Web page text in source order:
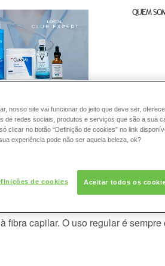
QUEM
CONSULTORIA DE PRODUTOS LA
prejudicial à
capilar. O uso regular é
nosso site vai funcionar do jeito que deve ser,
de redes sociais, produtos e serviços que são a sua
clicar no botão “Definição de cookies” no link
experiência pode não ser aquela beleza, ok?
de cookies Aceitar todos os